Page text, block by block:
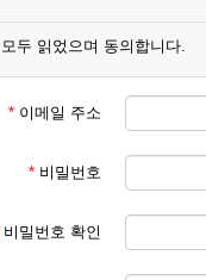
두 읽었으며 동의합니다.
* 이메일 주소
* 비밀번호
비밀번호 확인